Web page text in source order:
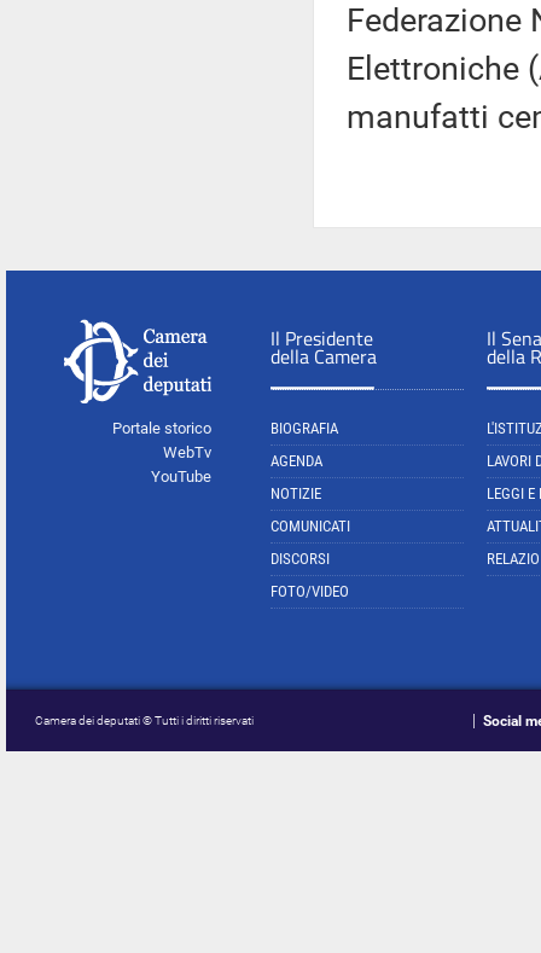
Federazione
Elettroniche
manufatti
Portale storico
WebTv
YouTube
Il Presidente
della Camera
BIOGRAFIA
AGENDA
NOTIZIE
COMUNICATI
DISCORSI
FOTO/VIDEO
Il
della
LAVORI
LEGGI E
Camera dei deputati © Tutti i diritti riservati Social